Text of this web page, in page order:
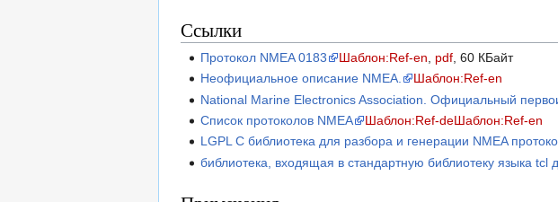
Ссылки
Протокол NMEA 0183 Шаблон:Ref-en pdf , 60 КБайт
Неофициальное описание NMEA.
Шаблон:Ref-en
National Marine Electronics Association. Официальный
Список протоколов NMEA
Шаблон:Ref-deШаблон:Ref-en
LGPL C библиотека для разбора и генерации NMEA
библиотека, входящая в стандартную библиотеку языка tcl